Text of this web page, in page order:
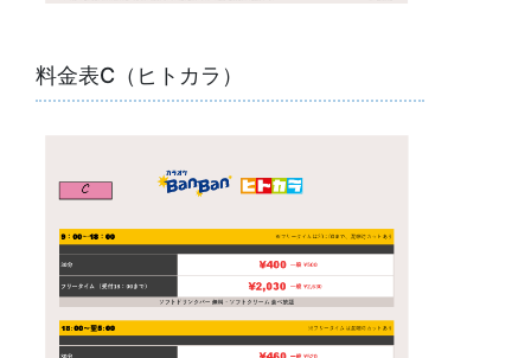
料金表C（ヒトカラ）